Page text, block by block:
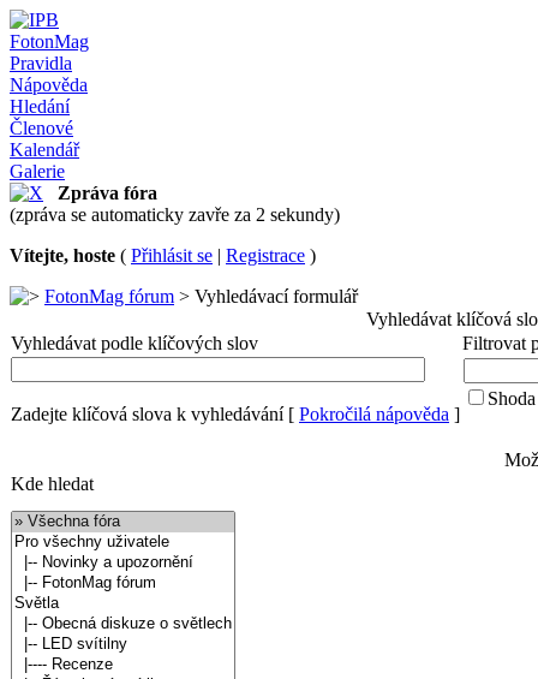
FotonMag
Pravidla
Nápověda
Hledání
Členové
Kalendář
Galerie
Zpráva fóra
(zpráva se automaticky zavře za 2 sekundy)
Vítejte, hoste ( Přihlásit se | Registrace )
FotonMag fórum > Vyhledávací formulář
Vyhledávat klíčová
Vyhledávat podle klíčových slov
Filtrovat
Zadejte klíčová slova k vyhledávání[ Pokročilá nápověda ]
Kde hledat